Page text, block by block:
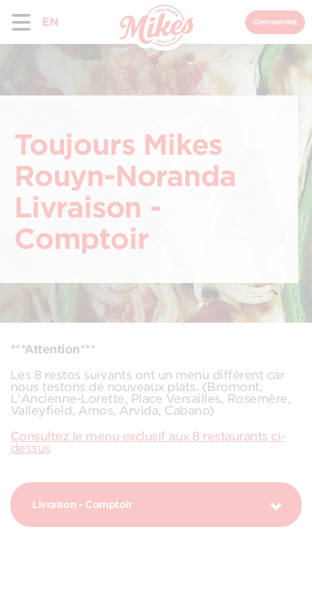
EN Commandez
Toujours Mikes
Rouyn-Noranda
Livraison -
Comptoir
***Attention***
Les 8 restos suivants ont un menu différent car
nous testons de nouveaux plats. (Bromont,
L'Ancienne-Lorette, Place Versailles, Rosemère,
Valleyfield, Amos, Arvida, Cabano)
Consultez le menu exclusif aux 8 restaurants ci-
dessus
Livraison - Comptoir